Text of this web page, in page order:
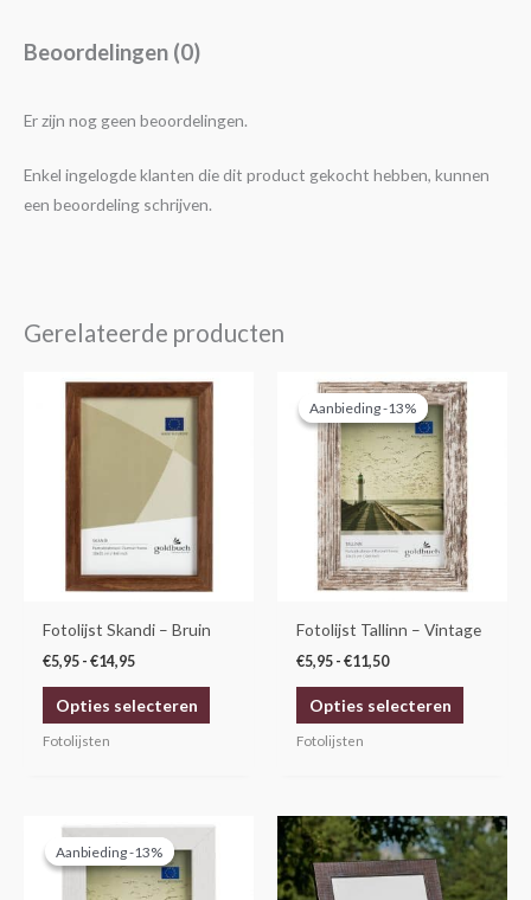
Beoordelingen (0)
Er zijn nog geen beoordelingen.
Enkel ingelogde klanten die dit product gekocht hebben, kunnen
een beoordeling schrijven.
Gerelateerde producten
Fotolijst Skandi – Bruin
€5,95 - €14,95
Prijsklasse:
€5,95
€14,95
Opties selecteren
Dit
kan
productpagina
Fotolijsten
Aanbieding -13%
Aanbieding -13%
Fotolijst Tallinn – Vintage
€5,95 - €11,50
Prijsklasse:
€5,95
tot
€11,50
Opties selecteren
Dit
product
heeft
meerdere
variaties.
Deze
optie
kan
Fotolijsten
Aanbieding -13%
Aanbieding -13%
Prijsklasse:
€4,25
tot
€11,50
Dit
Prijsklasse:
€21,95
tot
€29,95
Dit
product
heeft